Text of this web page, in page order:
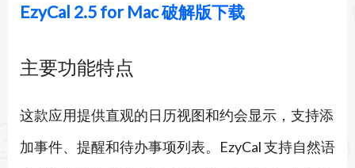
EzyCal 2.5 for Mac 破解版下载
主要功能特点
这款应用提供直观的日历视图和约会显示，支持添
加事件、提醒和待办事项列表。EzyCal 支持自然语